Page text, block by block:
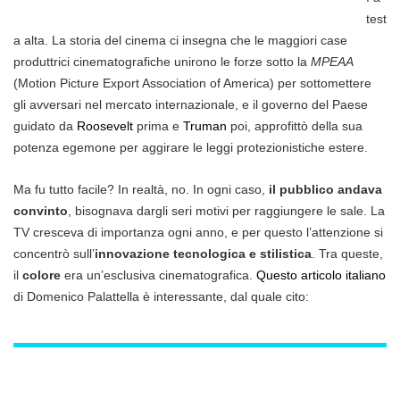
test
a alta. La storia del cinema ci insegna che le maggiori case
produttrici cinematografiche unirono le forze sotto la MPEAA
(Motion Picture Export Association of America) per sottomettere
gli avversari nel mercato internazionale, e il governo del Paese
guidato da Roosevelt prima e Truman poi, approfittò della sua
potenza egemone per aggirare le leggi protezionistiche estere.
Ma fu tutto facile? In realtà, no. In ogni caso, il pubblico andava
convinto , bisognava dargli seri motivi per raggiungere le sale. La
TV cresceva di importanza ogni anno, e per questo l’attenzione si
concentrò sull’innovazione tecnologica e stilistica . Tra queste,
il colore era un’esclusiva cinematografica. Questo articolo italiano
di Domenico Palattella è interessante, dal quale cito: